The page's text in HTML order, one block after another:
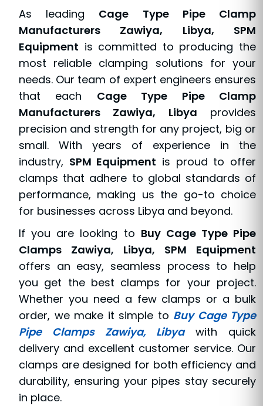
As leading Cage Type Pipe Clamp
Manufacturers Zawiya, Libya, SPM
Equipment is committed to producing the
most reliable clamping solutions for your
needs. Our team of expert engineers ensures
that each Cage Type Pipe Clamp
Manufacturers Zawiya, Libya provides
precision and strength for any project, big or
small. With years of experience in the
industry, SPM Equipment is proud to offer
clamps that adhere to global standards of
performance, making us the go-to choice
for businesses across Libya and beyond.
If you are looking to Buy Cage Type Pipe
Clamps Zawiya, Libya, SPM Equipment
offers an easy, seamless process to help
you get the best clamps for your project.
Whether you need a few clamps or a bulk
order, we make it simple to Buy Cage Type
Pipe Clamps Zawiya, Libyawith quick
delivery and excellent customer service. Our
clamps are designed for both efficiency and
durability, ensuring your pipes stay securely
in place.